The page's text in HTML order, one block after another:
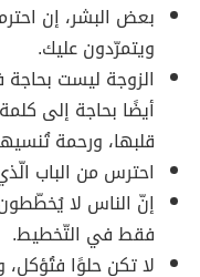
بعض البشر، إن
ويتمرّدون عليك.
الزوجة ليست
أيضًا بحاجة إلى
قلبها، ورحمة
احترس من الباب
إنّ الناس لا
فقط في التّخطيط.
لا تكن حلوًا